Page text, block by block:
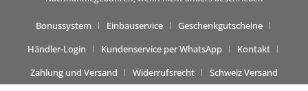
Bonussystem Einbauservice
Geschenkgutscheine
Händler-Login
Kundenservice per WhatsApp
Kontakt
Zahlung und Versand
Widerrufsrecht Schweiz Versand